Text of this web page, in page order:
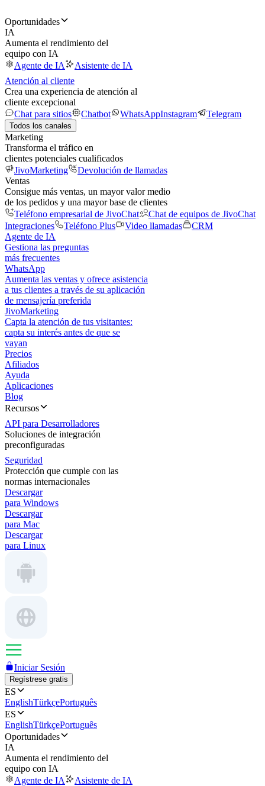
Oportunidades
IA
Aumenta el rendimiento del
equipo con IA
Agente de IA
Asistente de IA
Atención al cliente
Crea una experiencia de atención al
cliente excepcional
Chat para sitios
Chatbot WhatsAppInstagram Telegram
Todos los canales
Marketing
Transforma el tráfico en
clientes potenciales cualificados
JivoMarketing
Devolución de llamadas
Ventas
Consigue más ventas, un mayor valor medio
de los pedidos y una mayor base de clientes
Teléfono empresarial de JivoChat
Chat de equipos de JivoChat
Integraciones
Teléfono Plus Video llamadas
CRM
Agente de IA
Gestiona las preguntas
más frecuentes
WhatsApp
Aumenta las ventas y ofrece asistencia
a tus clientes a través de su aplicación
de mensajería preferida
JivoMarketing
Capta la atención de tus visitantes:
capta su interés antes de que se
vayan
Precios
Afiliados
Ayuda
Aplicaciones
Blog
Recursos
API para Desarrolladores
Soluciones de integración
preconfiguradas
Seguridad
Protección que cumple con las
normas internacionales
Descargar
para Windows
Descargar
para Mac
Descargar
para Linux
Iniciar Sesión
Regístrese gratis
ES
EnglishTürkçePortuguês
ES
EnglishTürkçePortuguês
Oportunidades
IA
Aumenta el rendimiento del
equipo con IA
Agente de IA
Asistente de IA